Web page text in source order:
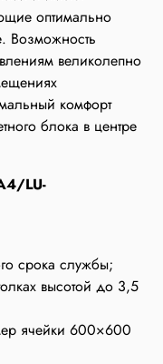
оптимально
Возможность
великолепно
комфорт
блока в центре
LU-
срока службы;
высотой до 3,5
ячейки 600×600